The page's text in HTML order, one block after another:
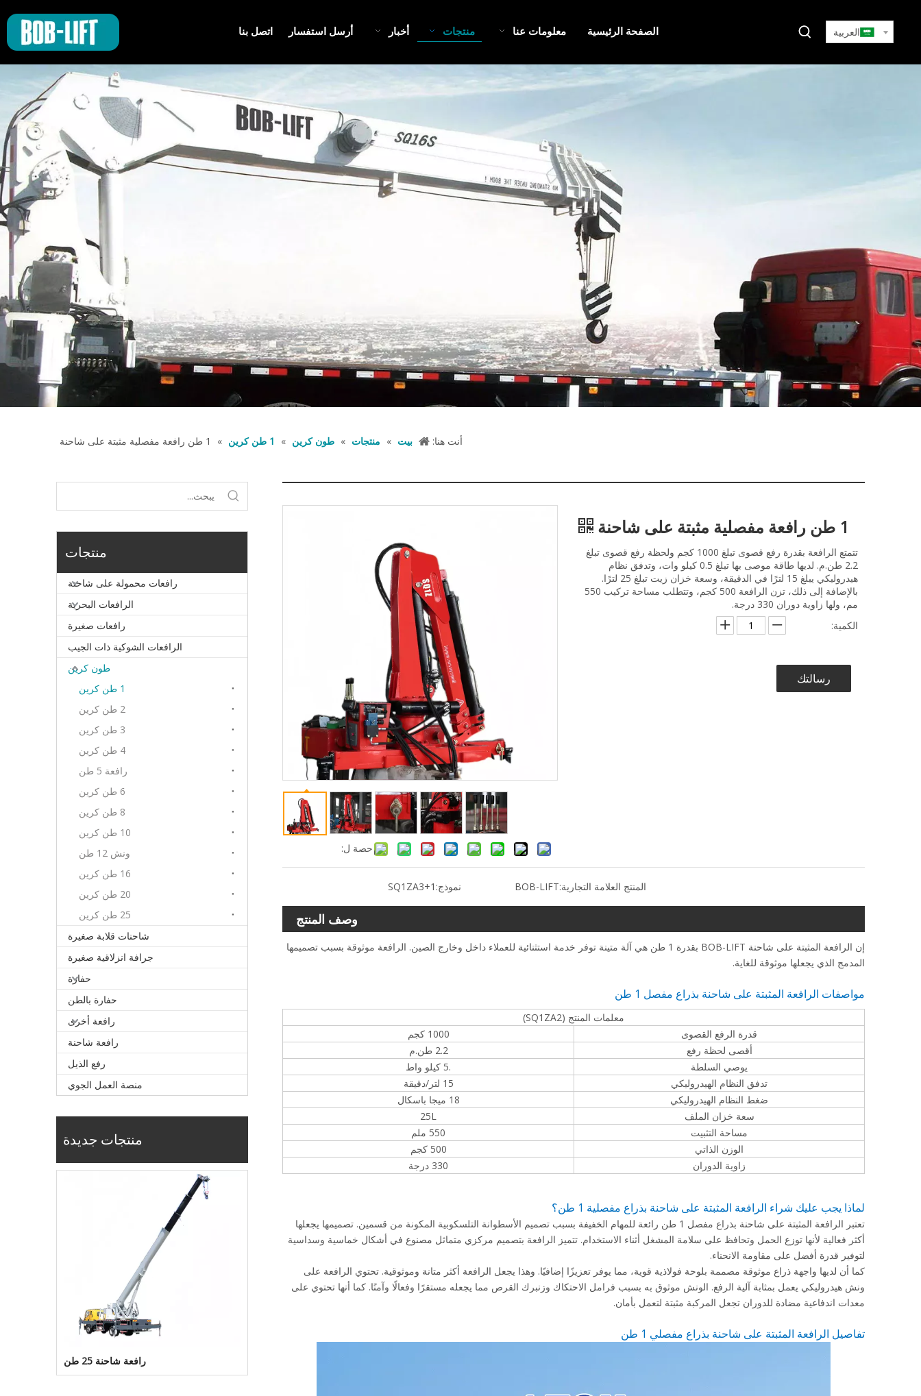
الصفحة الرئيسية معلومات عنا منتجات أخبار أرسل استفسار اتصل بنا العربية
أنت هنا: بيت » منتجات » طون كرين » 1 طن كرين » 1 طن رافعة مفصلية مثبتة على شاحنة
منتجات
رافعات محمولة على شاحنة
الرافعات البحرية
رافعات صغيرة
الرافعات الشوكية ذات الجيب
طون كرين
1 طن كرين
2 طن كرين
3 طن كرين
4 طن كرين
رافعة 5 طن
6 طن كرين
8 طن كرين
10 طن كرين
ونش 12 طن
16 طن كرين
20 طن كرين
25 طن كرين
شاحنات قلابة صغيرة
جرافة انزلاقية صغيرة
حفارة
حفارة بالطن
رافعة أخرى
رافعة شاحنة
رفع الذيل
منصة العمل الجوي
منتجات جديدة
رافعة شاحنة 25 طن
حصة ل:
1 طن رافعة مفصلية مثبتة على شاحنة
تتمتع الرافعة بقدرة رفع قصوى تبلغ 1000 كجم ولحظة رفع قصوى تبلغ
2.2 طن.م. لديها طاقة موصى بها تبلغ 0.5 كيلو وات، وتدفق نظام
هيدروليكي يبلغ 15 لترًا في الدقيقة، وسعة خزان زيت تبلغ 25 لترًا.
بالإضافة إلى ذلك، تزن الرافعة 500 كجم، وتتطلب مساحة تركيب 550
مم، ولها زاوية دوران 330 درجة.
الكمية:
رسالتك
نموذج: SQ1ZA3+1 المنتج العلامة التجارية:BOB-LIFT
وصف المنتج
إن الرافعة المثبتة على شاحنة BOB-LIFT بقدرة 1 طن هي آلة متينة توفر خدمة استثنائية للعملاء داخل وخارج الصين. الرافعة موثوقة بسبب تصميمها
المدمج الذي يجعلها موثوقة للغاية.
مواصفات الرافعة المثبتة على شاحنة بذراع مفصل 1 طن
معلمات المنتج (SQ1ZA2)
قدرة الرفع القصوى
1000 كجم
أقصى لحظة رفع
2.2 طن.م
يوصي السلطة
.5 كيلو واط
تدفق النظام الهيدروليكي
15 لتر/دقيقة
ضغط النظام الهيدروليكي
18 ميجا باسكال
سعة خزان الملف
25L
مساحة التثبيت
550 ملم
الوزن الذاتي
500 كجم
زاوية الدوران
330 درجة
لماذا يجب عليك شراء الرافعة المثبتة على شاحنة بذراع مفصلية 1 طن؟
تعتبر الرافعة المثبتة على شاحنة بذراع مفصل 1 طن رائعة للمهام الخفيفة بسبب تصميم الأسطوانة التلسكوبية المكونة من قسمين. تصميمها يجعلها
أكثر فعالية لأنها توزع الحمل وتحافظ على سلامة المشغل أثناء الاستخدام. تتميز الرافعة بتصميم مركزي متماثل مصنوع في أشكال خماسية وسداسية
لتوفير قدرة أفضل على مقاومة الانحناء.
كما أن لديها واجهة ذراع موثوقة مصممة بلوحة فولاذية قوية، مما يوفر تعزيزًا إضافيًا. وهذا يجعل الرافعة أكثر متانة وموثوقية. تحتوي الرافعة على
ونش هيدروليكي يعمل بمثابة آلية الرفع. الونش موثوق به بسبب فرامل الاحتكاك وزنبرك القرص مما يجعله مستقرًا وفعالًا وآمنًا. كما أنها تحتوي على
معدات اندفاعية مضادة للدوران تجعل المركبة مثبتة لتعمل بأمان.
تفاصيل الرافعة المثبتة على شاحنة بذراع مفصلي 1 طن